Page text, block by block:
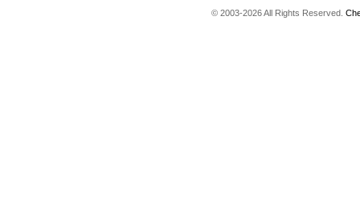
© 2003-2026 All Rights Reserved.